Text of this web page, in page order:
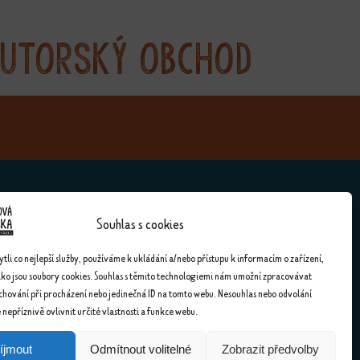
Souhlas s cookies
co nejlepší služby, používáme k ukládání a/nebo přístupu k informacím o zařízení,
jsou soubory cookies. Souhlas s těmito technologiemi nám umožní zpracovávat
při procházení nebo jedinečná ID na tomto webu. Nesouhlas nebo odvolání
nepříznivě ovlivnit určité vlastnosti a funkce webu.
Odmítnout volitelné Zobrazit předvolby
obchod
Kontakty
Kontakty